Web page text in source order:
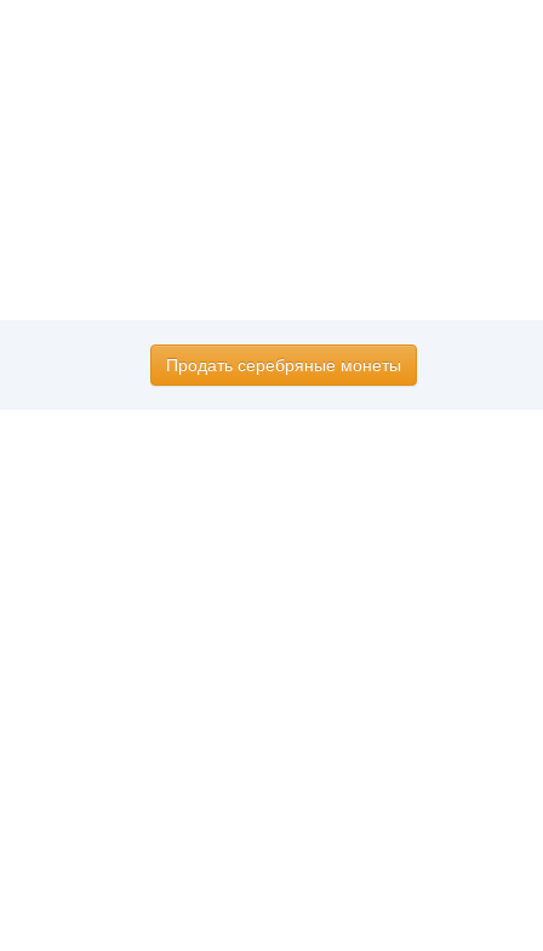
Продать серебряные монеты